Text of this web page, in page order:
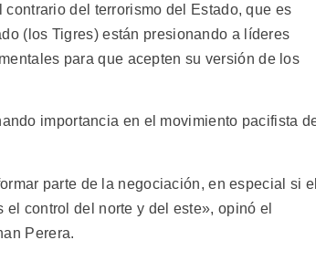
del terrorismo del Estado, que es
(los Tigres) están presionando a líderes
para que acepten su versión de los
importancia en el movimiento pacifista
parte de la negociación, en especial si
control del norte y del este», opinó el
Perera.